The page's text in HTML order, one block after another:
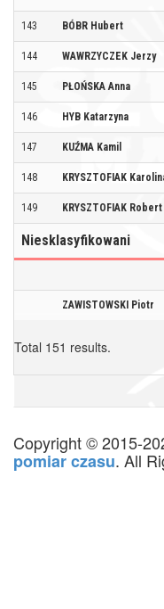
143 BÓBR Hubert
144 WAWRZYCZEK Jerzy
145 PŁOŃSKA Anna
146 HYB Katarzyna
147 KUŹMA Kamil
148 KRYSZTOFIAK
149 KRYSZTOFIAK Robert
Niesklasyfikowani
ZAWISTOWSKI Piotr
Total 151 results.
Copyright © 2015-
pomiar czasu. All